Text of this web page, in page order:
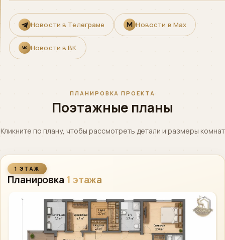
Новости в Телеграме Новости в Max
Новости в ВК
ПЛАНИРОВКА ПРОЕКТА
Поэтажные планы
Кликните по плану, чтобы рассмотреть детали и размеры комнат
1 ЭТАЖ
Планировка 1 этажа